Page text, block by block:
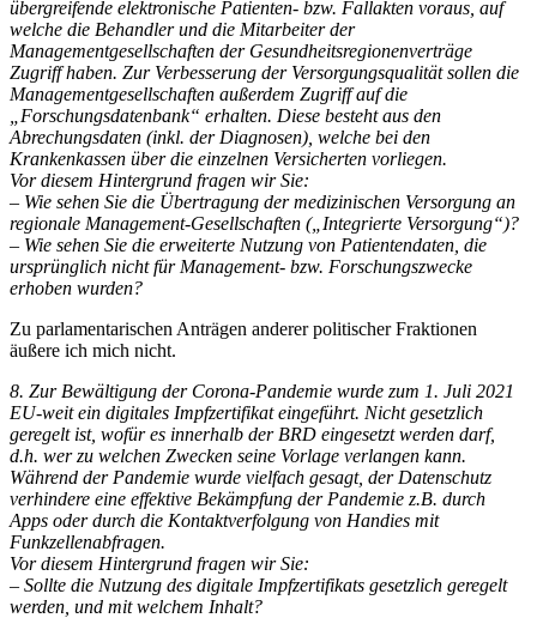
übergreifende elektronische Patienten- bzw. Fallakten voraus, auf
welche die Behandler und die Mitarbeiter der
Managementgesellschaften der Gesundheitsregionenverträge
Zugriff haben. Zur Verbesserung der Versorgungsqualität sollen die
Managementgesellschaften außerdem Zugriff auf die
„Forschungsdatenbank“ erhalten. Diese besteht aus den
Abrechungsdaten (inkl. der Diagnosen), welche bei den
Krankenkassen über die einzelnen Versicherten vorliegen.
Vor diesem Hintergrund fragen wir Sie:
– Wie sehen Sie die Übertragung der medizinischen Versorgung an
regionale Management-Gesellschaften („Integrierte Versorgung“)?
– Wie sehen Sie die erweiterte Nutzung von Patientendaten, die
ursprünglich nicht für Management- bzw. Forschungszwecke
erhoben wurden?
Zu parlamentarischen Anträgen anderer politischer Fraktionen
äußere ich mich nicht.
8. Zur Bewältigung der Corona-Pandemie wurde zum 1. Juli 2021
EU-weit ein digitales Impfzertifikat eingeführt. Nicht gesetzlich
geregelt ist, wofür es innerhalb der BRD eingesetzt werden darf,
d.h. wer zu welchen Zwecken seine Vorlage verlangen kann.
Während der Pandemie wurde vielfach gesagt, der Datenschutz
verhindere eine effektive Bekämpfung der Pandemie z.B. durch
Apps oder durch die Kontaktverfolgung von Handies mit
Funkzellenabfragen.
Vor diesem Hintergrund fragen wir Sie:
– Sollte die Nutzung des digitale Impfzertifikats gesetzlich geregelt
werden, und mit welchem Inhalt?